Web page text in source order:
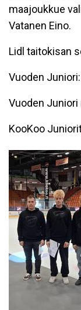
maajoukkue
Vatanen Eino.
Lidl taitokisan
Vuoden
Vuoden Juniori
KooKoo